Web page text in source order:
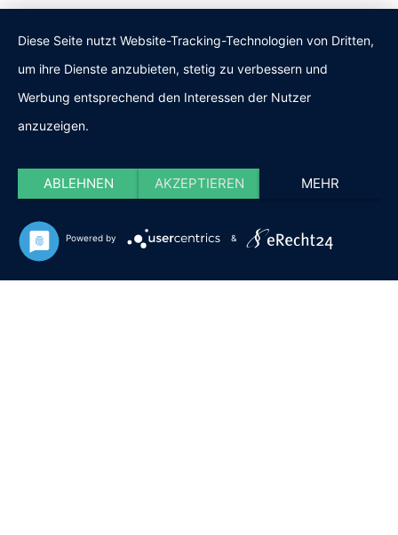
Diese Seite nutzt Website-Tracking-Technologien von Dritten,
um ihre Dienste anzubieten, stetig zu verbessern und
Werbung entsprechend den Interessen der Nutzer
anzuzeigen.
ABLEHNEN AKZEPTIEREN MEHR
Powered by &